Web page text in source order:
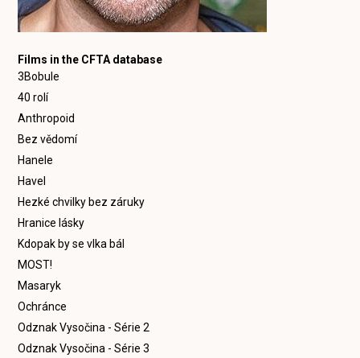
Films in the CFTA database
3Bobule
40 rolí
Anthropoid
Bez vědomí
Hanele
Havel
Hezké chvilky bez záruky
Hranice lásky
Kdopak by se vlka bál
MOST!
Masaryk
Ochránce
Odznak Vysočina - Série 2
Odznak Vysočina - Série 3